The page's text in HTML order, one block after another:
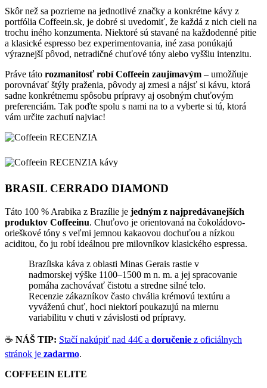
Skôr než sa pozrieme na jednotlivé značky a konkrétne kávy z
portfólia Coffeein.sk, je dobré si uvedomiť, že každá z nich cieli na
trochu iného konzumenta. Niektoré sú stavané na každodenné pitie
a klasické espresso bez experimentovania, iné zasa ponúkajú
výraznejší pôvod, netradičné chuťové tóny alebo vyššiu intenzitu.
Práve táto rozmanitosť robí Coffeein zaujímavým – umožňuje
porovnávať štýly praženia, pôvody aj zmesi a nájsť si kávu, ktorá
sadne konkrétnemu spôsobu prípravy aj osobným chuťovým
preferenciám. Tak poďte spolu s nami na to a vyberte si tú, ktorá
vám určite zachutí najviac!
BRASIL CERRADO DIAMOND
Táto 100 % Arabika z Brazílie je jedným z najpredávanejších
produktov Coffeeinu. Chuťovo je orientovaná na čokoládovo-
orieškové tóny s veľmi jemnou kakaovou dochuťou a nízkou
aciditou, čo ju robí ideálnou pre milovníkov klasického espressa.
Brazílska káva z oblasti Minas Gerais rastie v
nadmorskej výške 1100–1500 m n. m. a jej spracovanie
pomáha zachovávať čistotu a stredne silné telo.
Recenzie zákazníkov často chvália krémovú textúru a
vyváženú chuť, hoci niektorí poukazujú na miernu
variabilitu v chuti v závislosti od prípravy.
☕ NÁŠ TIP: Stačí nakúpiť nad 44€ a doručenie z oficiálnych
stránok je zadarmo.
COFFEEIN ELITE